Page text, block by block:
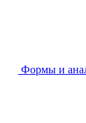
Формы и